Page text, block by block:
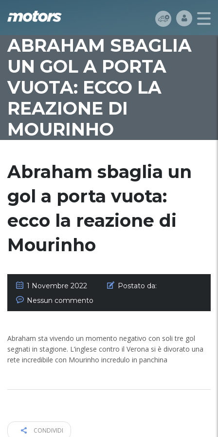
ABRAHAM SBAGLIA
UN GOL A PORTA
VUOTA: ECCO LA
REAZIONE DI
MOURINHO
Abraham sbaglia un
gol a porta vuota:
ecco la reazione di
Mourinho
1 Novembre 2022
Postato da:
Nessun commento
Abraham sta vivendo un momento negativo con soli tre gol
segnati in stagione. L’inglese contro il Verona si è divorato una
rete incredibile con Mourinho incredulo in panchina
CONDIVIDI